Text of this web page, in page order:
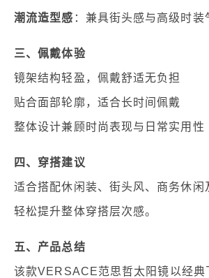
潮流造型感 ：兼具街头感与高级时装
三、佩戴体验
镜架结构轻盈，佩戴舒适无负担
贴合面部轮廓，适合长时间佩戴
整体设计兼顾时尚表现与日常实用性
四、穿搭建议
适合搭配休闲装、街头风、商务休闲
轻松提升整体穿搭层次感。
五、产品总结
该款VERSACE范思哲太阳镜以经典